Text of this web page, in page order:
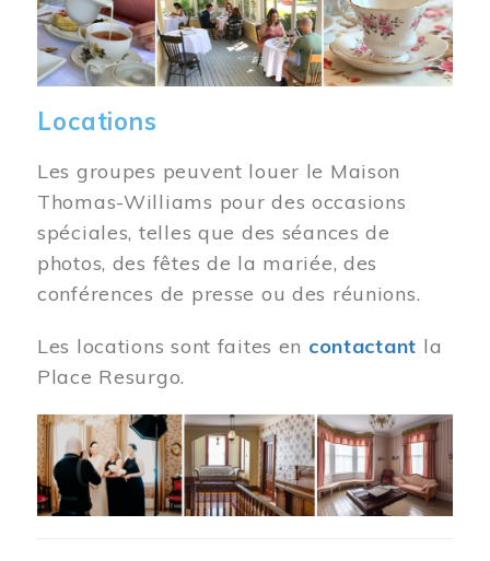
Locations
Les groupes peuvent louer le Maison
Thomas-Williams pour des occasions
spéciales, telles que des séances de
photos, des fêtes de la mariée, des
conférences de presse ou des réunions.
Les locations sont faites en contactant la
Place Resurgo.
Image